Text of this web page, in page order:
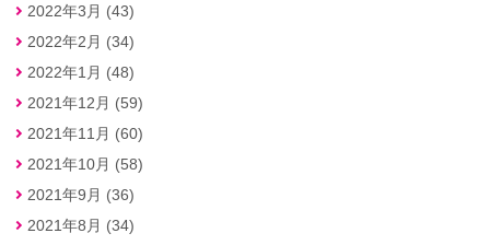
2022年3月 (43)
2022年2月 (34)
2022年1月 (48)
2021年12月 (59)
2021年11月 (60)
2021年10月 (58)
2021年9月 (36)
2021年8月 (34)